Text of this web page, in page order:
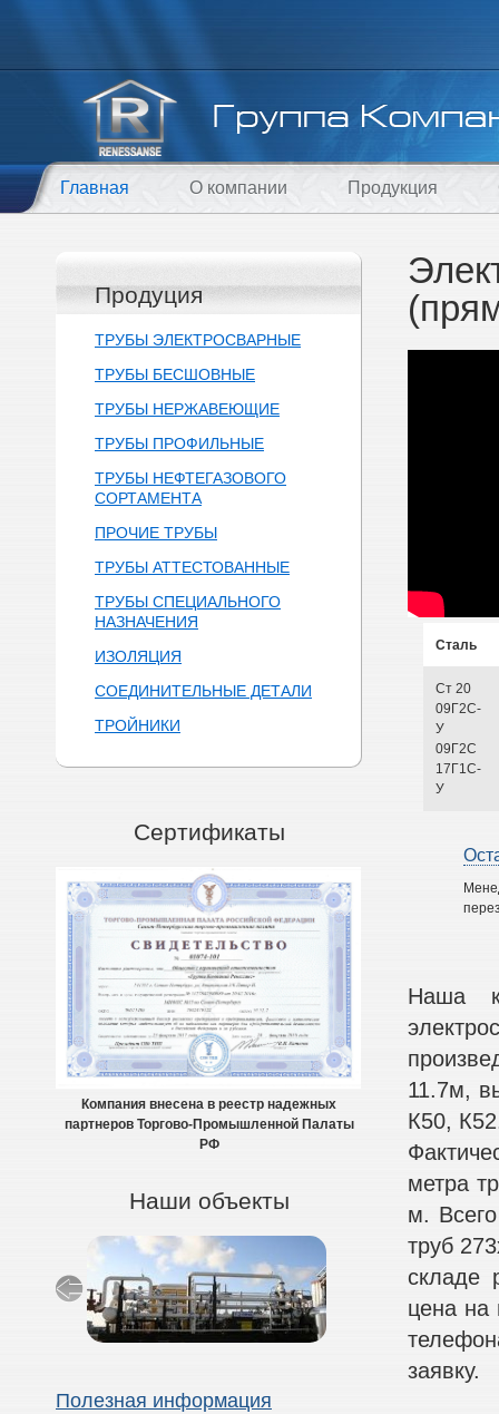
Главная О компании Продукция
Продуция
ТРУБЫ ЭЛЕКТРОСВАРНЫЕ
ТРУБЫ БЕСШОВНЫЕ
ТРУБЫ НЕРЖАВЕЮЩИЕ
ТРУБЫ ПРОФИЛЬНЫЕ
ТРУБЫ НЕФТЕГАЗОВОГО
СОРТАМЕНТА
ПРОЧИЕ ТРУБЫ
ТРУБЫ АТТЕСТОВАННЫЕ
ТРУБЫ СПЕЦИАЛЬНОГО
НАЗНАЧЕНИЯ
ИЗОЛЯЦИЯ
СОЕДИНИТЕЛЬНЫЕ ДЕТАЛИ
ТРОЙНИКИ
Сертификаты
Компания внесена в реестр надежных
партнеров Торгово-Промышленной Палаты
РФ
Наши объекты
Полезная информация
Сталь
Ст 20
09Г2С-
У
09Г2С
17Г1С-
У
Наша
11.7м,
К50,
метра
м.
труб
складе
цена на
заявку.